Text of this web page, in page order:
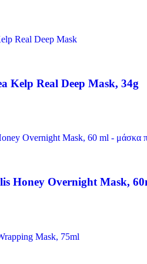
Kelp Real Deep Mask, 34g
Honey Overnight Mask,